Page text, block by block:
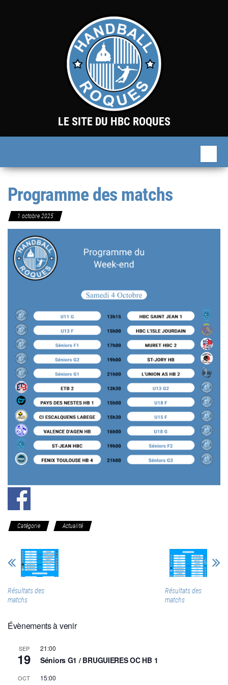
LE SITE DU HBC ROQUES
Programme des matchs
1 octobre 2025
Catégorie Actualité
Résultats des
matchs
Résultats des
matchs
Évènements à venir
SEP
19
21:00
Séniors G1 / BRUGUIERES OC HB 1
OCT 15:00